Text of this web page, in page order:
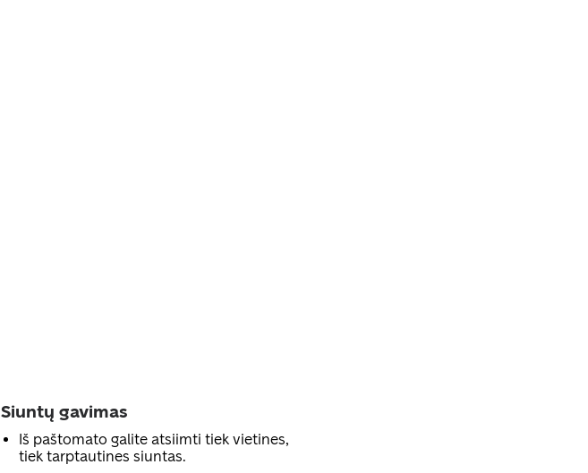
Siuntų gavimas
Iš paštomato galite atsiimti tiek vietines,
tiek tarptautines siuntas.